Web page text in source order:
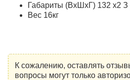
Габариты (ВхШхГ) 132 х2 З
Вес 16кг
К сожалению, оставлять
вопросы могут только